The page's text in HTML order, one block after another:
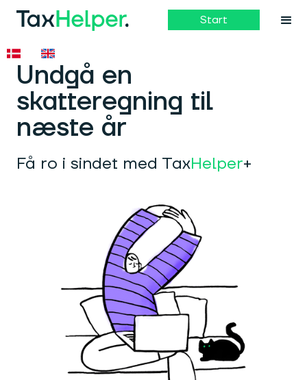
Start
Undgå en
skatteregning til
næste år
Få ro i sindet med TaxHelper+